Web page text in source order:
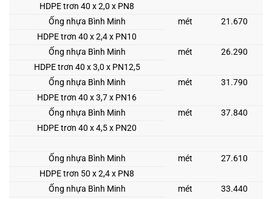
HDPE trơn 40 x 2,0 x PN8
Ống nhựa Bình Minh
mét
21.670
HDPE trơn 40 x 2,4 x PN10
Ống nhựa Bình Minh
mét
26.290
HDPE trơn 40 x 3,0 x PN12,5
Ống nhựa Bình Minh
mét
31.790
HDPE trơn 40 x 3,7 x PN16
Ống nhựa Bình Minh
mét
37.840
HDPE trơn 40 x 4,5 x PN20
Ống nhựa Bình Minh mét
27.610
HDPE trơn 50 x 2,4 x PN8
Ống nhựa Bình Minh
mét
33.440